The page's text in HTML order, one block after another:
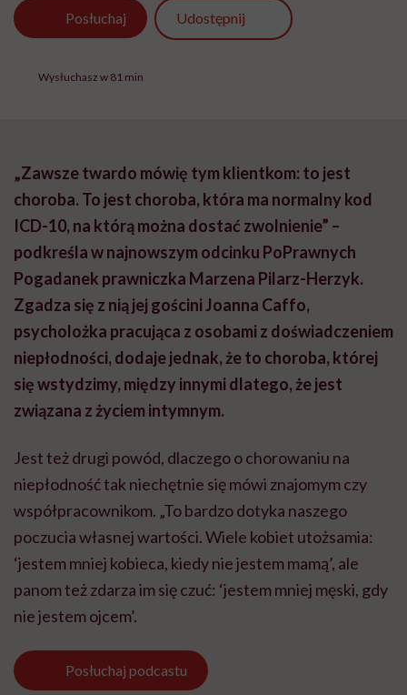
Posłuchaj Udostępnij
Wysłuchasz w 81 min
„Zawsze twardo mówię tym klientkom: to jest
choroba. To jest choroba, która ma normalny kod
ICD-10, na którą można dostać zwolnienie” –
podkreśla w najnowszym odcinku PoPrawnych
Pogadanek prawniczka Marzena Pilarz-Herzyk.
Zgadza się z nią jej gościni Joanna Caffo,
psycholożka pracująca z osobami z doświadczeniem
niepłodności, dodaje jednak, że to choroba, której
się wstydzimy, między innymi dlatego, że jest
związana z życiem intymnym.
Jest też drugi powód, dlaczego o chorowaniu na
niepłodność tak niechętnie się mówi znajomym czy
współpracownikom. „To bardzo dotyka naszego
poczucia własnej wartości. Wiele kobiet utożsamia:
‘jestem mniej kobieca, kiedy nie jestem mamą’, ale
panom też zdarza im się czuć: ‘jestem mniej męski, gdy
nie jestem ojcem’.
Posłuchaj podcastu